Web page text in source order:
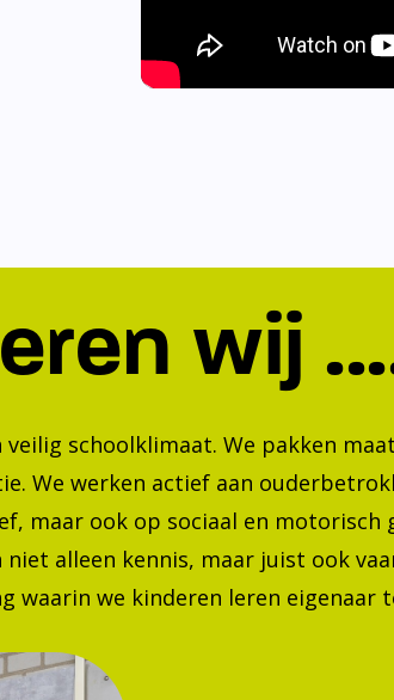
wij
We werken actief aan
maar ook op sociaal en
alleen kennis, maar juist ook
waarin we kinderen leren eigenaar